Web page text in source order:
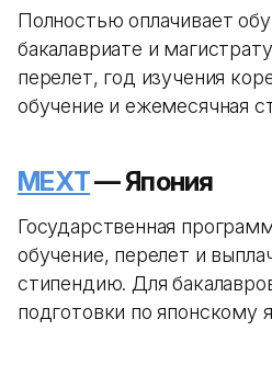
Полностью оплачивает
бакалавриате и
перелет, год изучения
обучение и ежемесячная
MEXT— Япония
Государственная
обучение, перелет и
стипендию. Для
подготовки по японскому